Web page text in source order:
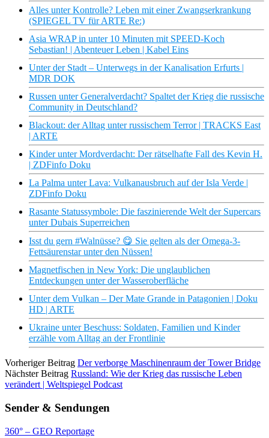
Alles unter Kontrolle? Leben mit einer Zwangserkrankung
(SPIEGEL TV für ARTE Re:)
Asia WRAP in unter 10 Minuten mit SPEED-Koch
Sebastian! | Abenteuer Leben | Kabel Eins
Unter der Stadt – Unterwegs in der Kanalisation Erfurts |
MDR DOK
Russen unter Generalverdacht? Spaltet der Krieg die russische
Community in Deutschland?
Blackout: der Alltag unter russischem Terror | TRACKS East
| ARTE
Kinder unter Mordverdacht: Der rätselhafte Fall des Kevin H.
| ZDFinfo Doku
La Palma unter Lava: Vulkanausbruch auf der Isla Verde |
ZDFinfo Doku
Rasante Statussymbole: Die faszinierende Welt der Supercars
unter Dubais Superreichen
Isst du gern #Walnüsse? 😋 Sie gelten als der Omega-3-
Fettsäurenstar unter den Nüssen!
Magnetfischen in New York: Die unglaublichen
Entdeckungen unter der Wasseroberfläche
Unter dem Vulkan – Der Mate Grande in Patagonien | Doku
HD | ARTE
Ukraine unter Beschuss: Soldaten, Familien und Kinder
erzähle vom Alltag an der Frontlinie
Vorheriger Beitrag Der verborge Maschinenraum der Tower Bridge
Nächster Beitrag Russland: Wie der Krieg das russische Leben
verändert | Weltspiegel Podcast
Sender & Sendungen
360° – GEO Reportage